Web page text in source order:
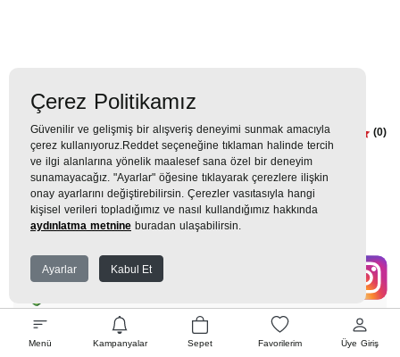
Menü Kampanyalar Sepet Favorilerim Üye Giriş
JBL Flip 5 Su Geçirmez BT Hop.
Siyah Hoparlör
(0)
0TL
0 TLx 9 Taksit =0 TL
WHATSAPP SİPARİŞ
Çerez Politikamız
Güvenilir ve gelişmiş bir alışveriş deneyimi sunmak amacıyla
çerez kullanıyoruz.Reddet seçeneğine tıklaman halinde tercih
ve ilgi alanlarına yönelik maalesef sana özel bir deneyim
sunamayacağız. "Ayarlar" öğesine tıklayarak çerezlere ilişkin
onay ayarlarını değiştirebilirsin. Çerezler vasıtasıyla hangi
kişisel verileri topladığımız ve nasıl kullandığımız hakkında
aydınlatma metnine buradan ulaşabilirsin.
Ayarlar Kabul Et